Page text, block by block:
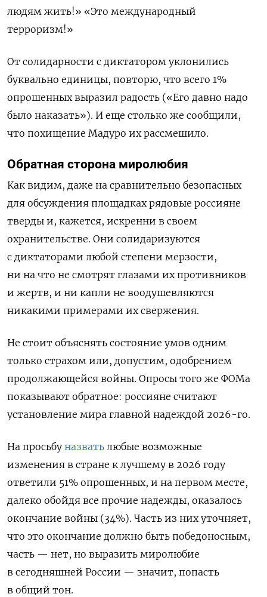
людям жить!» «Это международный
терроризм!»
От солидарности с диктатором уклонились
буквально единицы, повторю, что всего 1%
опрошенных выразил радость («Его давно надо
было наказать»). И еще столько же сообщили,
что похищение Мадуро их рассмешило.
Обратная сторона миролюбия
Как видим, даже на сравнительно безопасных
для обсуждения площадках рядовые россияне
тверды и, кажется, искренни в своем
охранительстве. Они солидаризуются
с диктаторами любой степени мерзости,
ни на что не смотрят глазами их противников
и жертв, и ни капли не воодушевляются
никакими примерами их свержения.
Не стоит объяснять состояние умов одним
только страхом или, допустим, одобрением
продолжающейся войны. Опросы того же ФОМа
показывают обратное: россияне считают
установление мира главной надеждой 2026-го.
На просьбу назвать любые возможные
изменения в стране к лучшему в 2026 году
ответили 51% опрошенных, и на первом месте,
далеко обойдя все прочие надежды, оказалось
окончание войны (34%). Часть из них уточняет,
что это окончание должно быть победоносным,
часть — нет, но выразить миролюбие
в сегодняшней России — значит, попасть
в общий тон.